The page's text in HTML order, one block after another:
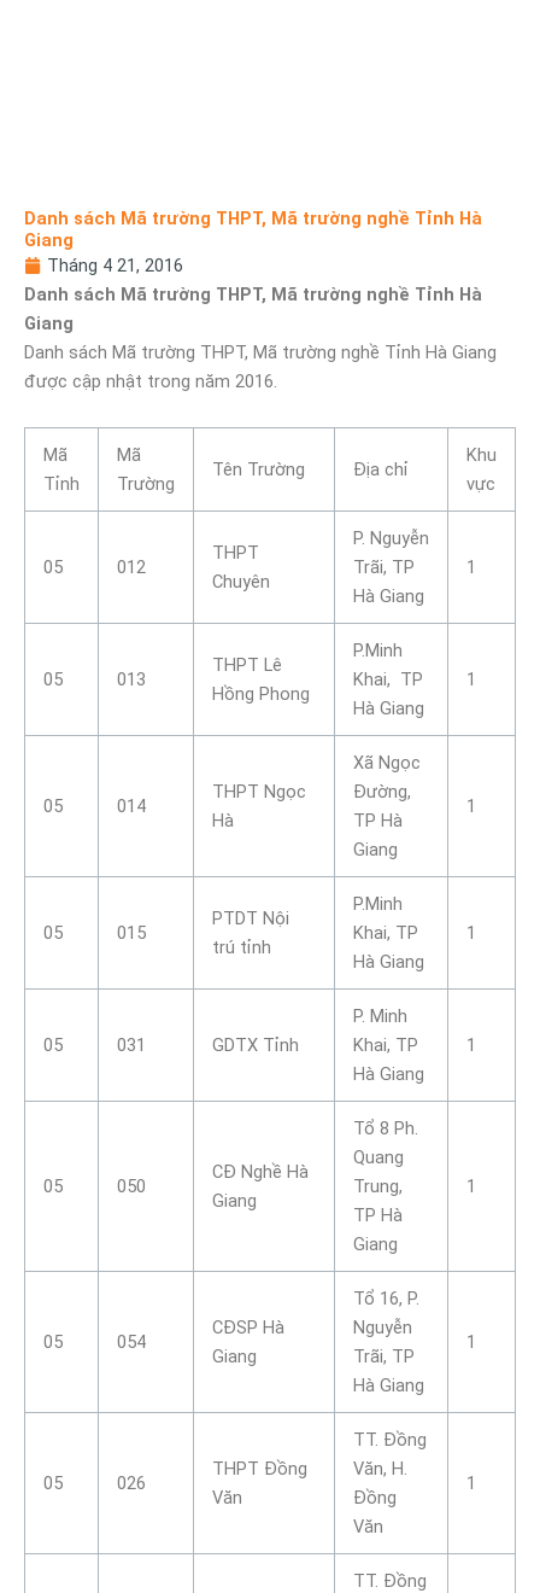
Danh sách Mã trường THPT, Mã trường nghề Tỉnh Hà
Giang
Tháng 4 21, 2016
Danh sách Mã trường THPT, Mã trường nghề Tỉnh Hà
Giang
Danh sách Mã trường THPT, Mã trường nghề Tỉnh Hà Giang
được cập nhật trong năm 2016.
Mã
Tỉnh
Mã
Trường
Tên Trường Địa chỉ
Khu
vực
05 012
THPT
Chuyên
P. Nguyễn
Trãi, TP
Hà Giang
1
05 013
THPT Lê
Hồng Phong
P.Minh
Khai, TP
Hà Giang
1
05 014
THPT Ngọc
Hà
Xã Ngọc
Đường,
TP Hà
Giang
1
05 015
PTDT Nội
trú tỉnh
P.Minh
Khai, TP
Hà Giang
1
05 031 GDTX Tỉnh
P. Minh
Khai, TP
Hà Giang
1
05 050
CĐ Nghề Hà
Giang
Tổ 8 Ph.
Quang
Trung,
TP Hà
Giang
1
05 054
CĐSP Hà
Giang
Tổ 16, P.
Nguyễn
Trãi, TP
Hà Giang
1
05 026
THPT Đồng
Văn
TT. Đồng
Văn, H.
Đồng
Văn
1
TT. Đồng